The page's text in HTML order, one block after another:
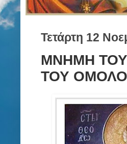
Τετάρτη 12
ΜΝΗΜΗ ΤΟΥ
ΤΟΥ